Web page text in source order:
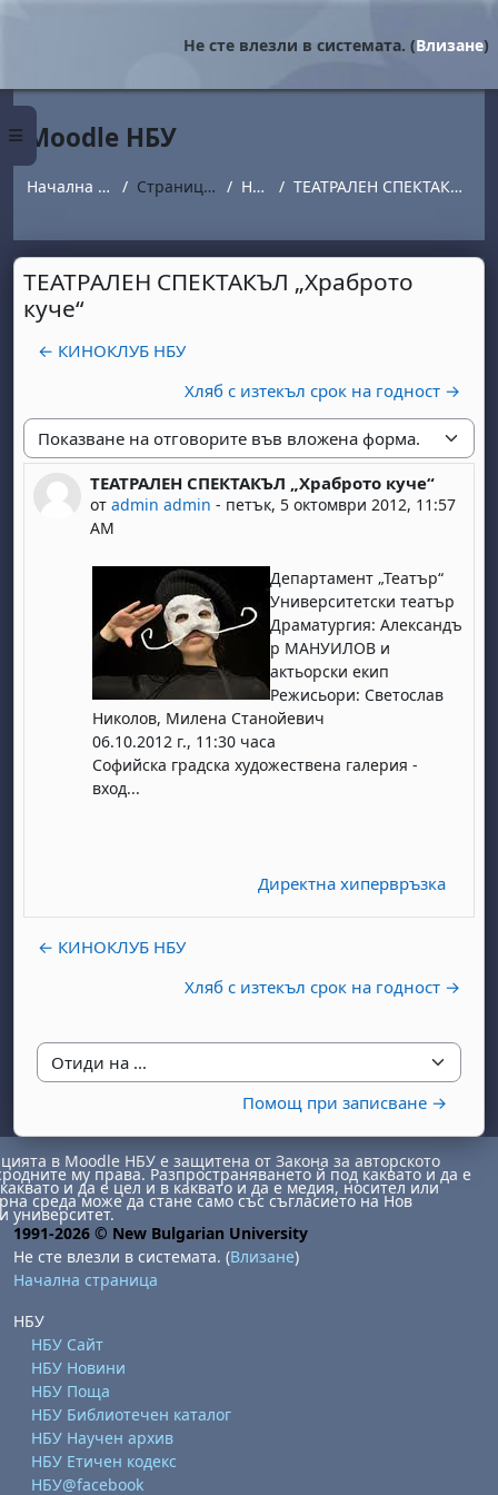
Страничен панел
Не сте влезли в системата. (Влизане)
Moodle НБУ
Начална страница Страници от сайта Новини ТЕАТРАЛЕН СПЕКТАКЪЛ „Храброто куче“
ТЕАТРАЛЕН СПЕКТАКЪЛ „Храброто
куче“
← КИНОКЛУБ НБУ
Хляб с изтекъл срок на годност →
Начин на показване
ТЕАТРАЛЕН СПЕКТАКЪЛ „Храброто куче“
от admin admin - петък, 5 октомври 2012, 11:57
AM
Number of replies: 0
Департамент „Театър“
Университетски театър
Драматургия: Александъ
р МАНУИЛОВ и
актьорски екип
Режисьори: Светослав
Николов, Mилена Станойевич
06.10.2012 г., 11:30 часа
Софийска градска художествена галерия -
вход...
Директна хипервръзка
← КИНОКЛУБ НБУ
Хляб с изтекъл срок на годност →
Отиди на ...
Помощ при записване →
1 август
неделя, 2 август
6 август
август8 август
неделя, 9 август
август
август
15 август
неделя, 16 август
август
август
29 август
неделя, 30 август
в Moodle НБУ е защитена от Закона за авторското
му права. Разпространяването й под каквато и да е
и да е цел и в каквато и да е медия, носител или
среда може да стане само със съгласието на Нов
университет.
1991-2026 © New Bulgarian University
Не сте влезли в системата. (Влизане)
Начална страница
НБУ
НБУ Сайт
НБУ Новини
НБУ Поща
НБУ Библиотечен каталог
НБУ Научен архив
НБУ Етичен кодекс
НБУ@facebook